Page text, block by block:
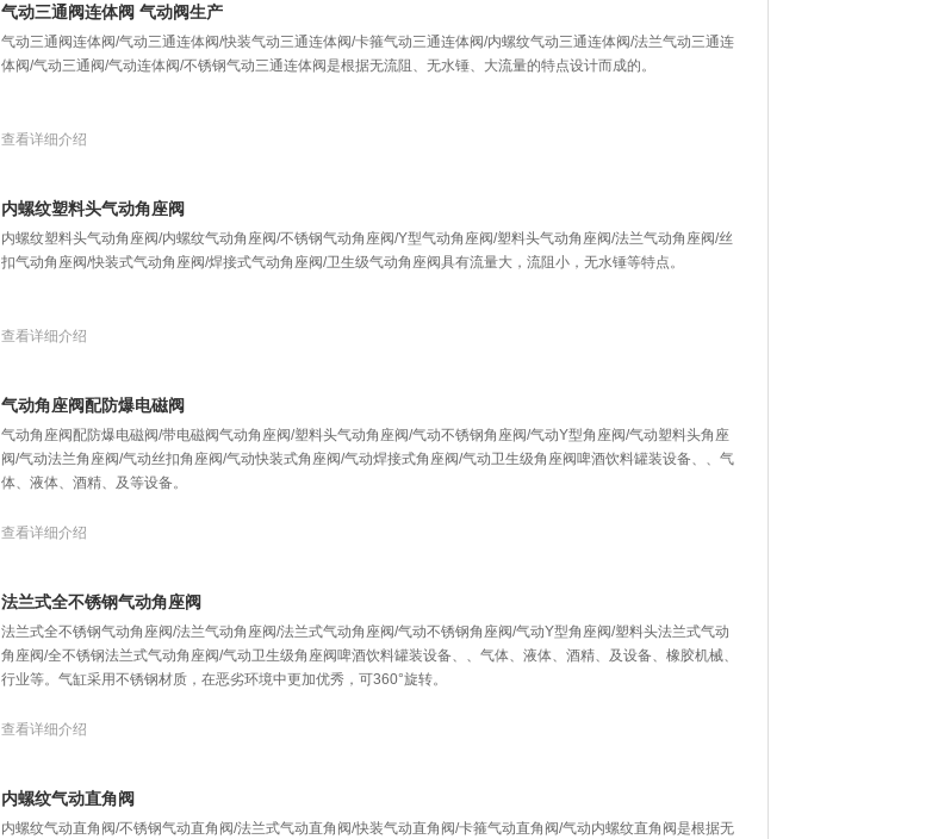
气动三通阀连体阀 气动阀生产
气动三通阀连体阀/气动三通连体阀/快装气动三通连体阀/卡箍气动三通连体阀/内螺纹气动三通连体阀/法兰气动三通连
体阀/气动三通阀/气动连体阀/不锈钢气动三通连体阀是根据无流阻、无水锤、大流量的特点设计而成的。
查看详细介绍
内螺纹塑料头气动角座阀
内螺纹塑料头气动角座阀/内螺纹气动角座阀/不锈钢气动角座阀/Y型气动角座阀/塑料头气动角座阀/法兰气动角座阀/丝
扣气动角座阀/快装式气动角座阀/焊接式气动角座阀/卫生级气动角座阀具有流量大，流阻小，无水锤等特点。
查看详细介绍
气动角座阀配防爆电磁阀
气动角座阀配防爆电磁阀/带电磁阀气动角座阀/塑料头气动角座阀/气动不锈钢角座阀/气动Y型角座阀/气动塑料头角座
阀/气动法兰角座阀/气动丝扣角座阀/气动快装式角座阀/气动焊接式角座阀/气动卫生级角座阀啤酒饮料罐装设备、、气
体、液体、酒精、及等设备。
查看详细介绍
法兰式全不锈钢气动角座阀
法兰式全不锈钢气动角座阀/法兰气动角座阀/法兰式气动角座阀/气动不锈钢角座阀/气动Y型角座阀/塑料头法兰式气动
角座阀/全不锈钢法兰式气动角座阀/气动卫生级角座阀啤酒饮料罐装设备、、气体、液体、酒精、及设备、橡胶机械、
行业等。气缸采用不锈钢材质，在恶劣环境中更加优秀，可360°旋转。
查看详细介绍
内螺纹气动直角阀
内螺纹气动直角阀/不锈钢气动直角阀/法兰式气动直角阀/快装气动直角阀/卡箍气动直角阀/气动内螺纹直角阀是根据无